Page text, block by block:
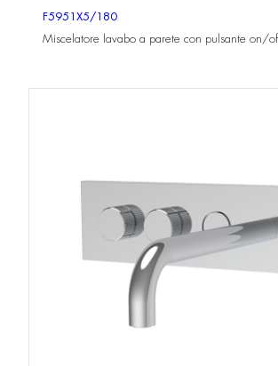
F5951X5/180
Miscelatore lavabo a parete con pulsante on/